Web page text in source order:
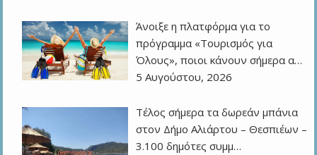
Άνοιξε η πλατφόρμα για το
πρόγραμμα «Τουρισμός για
Όλους», ποιοι κάνουν σήμερα α…
5 Αυγούστου, 2026
Τέλος σήμερα τα δωρεάν μπάνια
στον Δήμο Αλιάρτου – Θεσπιέων –
3.100 δημότες συμμ…